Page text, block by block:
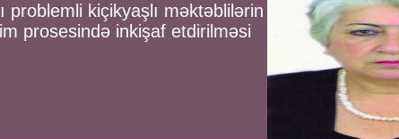
problemli kiçikyaşlı məktəblilərin
prosesində inkişaf etdirilməsi